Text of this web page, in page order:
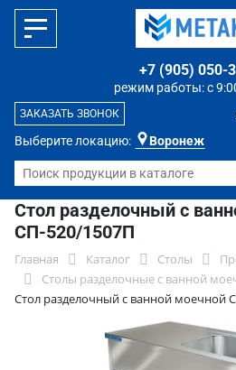
Выберите локацию: Воронеж
режим работы: с
+7 (905) 050-
ЗАКАЗАТЬ ЗВОНОК
Стол разделочный с
СП-520/1507П
Главная Каталог Столы
Столы разделочные с ванной
Стол разделочный с ванной моечной